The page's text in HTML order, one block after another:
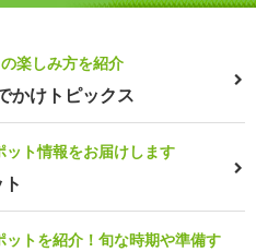
楽しみ方を紹介
かけトピックス
ト情報をお届けします
トを紹介！旬な時期や準備す